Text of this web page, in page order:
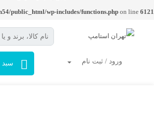
public_html/wp-includes/functions.php on line 6121
ورود / ثبت نام سبد